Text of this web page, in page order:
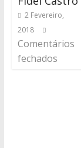
2 Fevereiro,
2018
Comentários
fechados